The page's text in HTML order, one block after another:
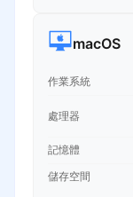
macOS
作業系統
處理器
記憶體
儲存空間